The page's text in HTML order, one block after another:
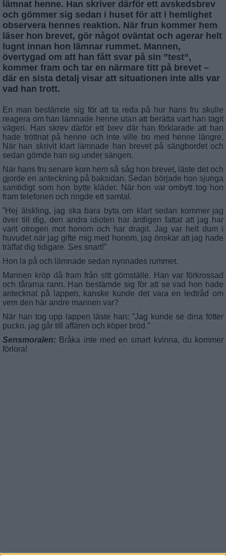
lämnat henne. Han skriver därför ett avskedsbrev
och gömmer sig sedan i huset för att i hemlighet
observera hennes reaktion. När frun kommer hem
läser hon brevet, gör något oväntat och agerar helt
lugnt innan hon lämnar rummet. Mannen,
övertygad om att han fått svar på sin ”test”,
kommer fram och tar en närmare titt på brevet –
där en sista detalj visar att situationen inte alls var
vad han trott.
En man bestämde sig för att ta reda på hur hans fru skulle
reagera om han lämnade henne utan att berätta vart han tagit
vägen. Han skrev därför ett brev där han förklarade att han
hade tröttnat på henne och inte ville bo med henne längre.
När han skrivit klart lämnade han brevet på sängbordet och
sedan gömde han sig under sängen.
När hans fru senare kom hem så såg hon brevet, läste det och
gjorde en anteckning på baksidan. Sedan började hon sjunga
samtidigt som hon bytte kläder. När hon var ombytt tog hon
fram telefonen och ringde ett samtal.
”Hej älskling, jag ska bara byta om klart sedan kommer jag
över till dig, den andra idioten har äntligen fattat att jag har
varit otrogen mot honom och har dragit. Jag var helt dum i
huvudet när jag gifte mig med honom, jag önskar att jag hade
träffat dig tidigare. Ses snart!”
Hon la på och lämnade sedan nynnades rummet.
Mannen kröp då fram från sitt gömställe. Han var förkrossad
och tårarna rann. Han bestämde sig för att se vad hon hade
antecknat på lappen, kanske kunde det vara en ledtråd om
vem den här andre mannen var?
När han tog upp lappen läste han: ”Jag kunde se dina fötter
pucko, jag går till affären och köper bröd.”
Sensmoralen: Bråka inte med en smart kvinna, du kommer
förlora!